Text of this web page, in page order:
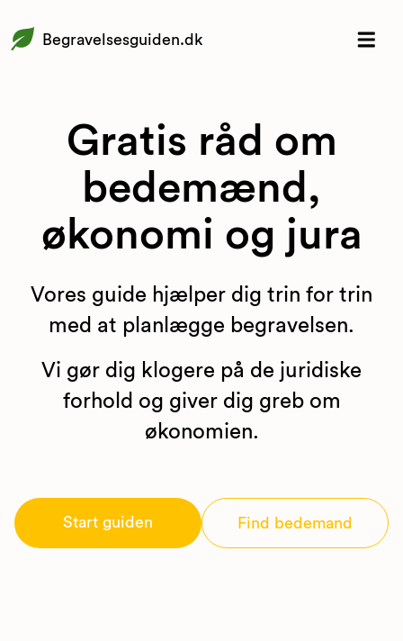
Begravelsesguiden.dk
Gratis råd om
bedemænd,
økonomi og jura
Vores guide hjælper dig trin for trin
med at planlægge begravelsen.
Vi gør dig klogere på de juridiske
forhold og giver dig greb om
økonomien.
Start guiden Find bedemand